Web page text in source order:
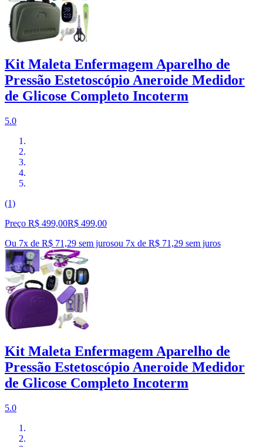
Kit Maleta Enfermagem Aparelho de
Pressão Estetoscópio Aneroide Medidor
de Glicose Completo Incoterm
5.0
(1)
Preço R$ 499,00R$ 499,00
Ou 7x de R$ 71,29 sem jurosou 7x de R$ 71,29 sem juros
Kit Maleta Enfermagem Aparelho de
Pressão Estetoscópio Aneroide Medidor
de Glicose Completo Incoterm
5.0